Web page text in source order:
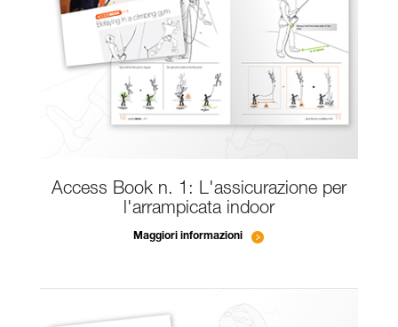
Access Book n. 1: L'assicurazione per
l'arrampicata indoor
Maggiori informazioni